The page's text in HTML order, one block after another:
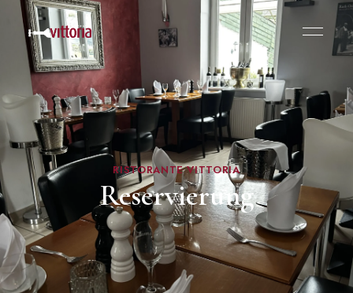
RISTORANTE VITTORIA
Reservierung